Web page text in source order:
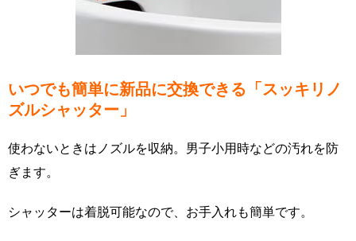
いつでも簡単に新品に交換できる「スッキリノ
ズルシャッター」
使わないときはノズルを収納。男子小用時などの汚れを防
ぎます。
シャッターは着脱可能なので、お手入れも簡単です。